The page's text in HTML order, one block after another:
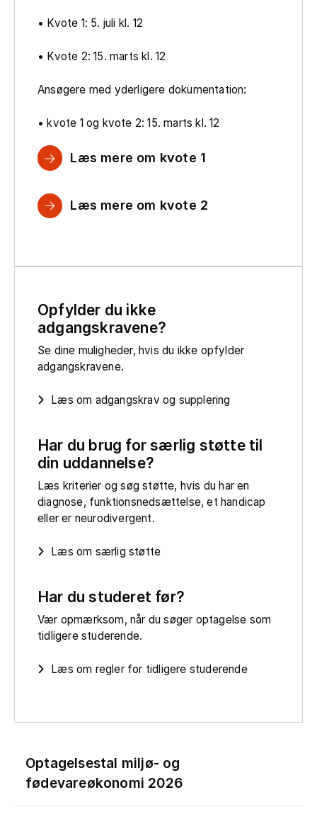
• Kvote 1: 5. juli kl. 12
• Kvote 2: 15. marts kl. 12
Ansøgere med yderligere dokumentation:
• kvote 1 og kvote 2: 15. marts kl. 12
Læs mere om kvote 1
Læs mere om kvote 2
Opfylder du ikke
adgangskravene?
Se dine muligheder, hvis du ikke opfylder
adgangskravene.
Læs om adgangskrav og supplering
Har du brug for særlig støtte til
din uddannelse?
Læs kriterier og søg støtte, hvis du har en
diagnose, funktionsnedsættelse, et handicap
eller er neurodivergent.
Læs om særlig støtte
Har du studeret før?
Vær opmærksom, når du søger optagelse som
tidligere studerende.
Læs om regler for tidligere studerende
Optagelsestal miljø- og
fødevareøkonomi 2026